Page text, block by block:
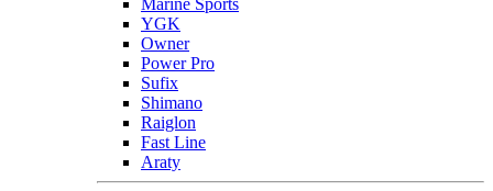
Marine Sports
YGK
Owner
Power Pro
Sufix
Shimano
Raiglon
Fast Line
Araty